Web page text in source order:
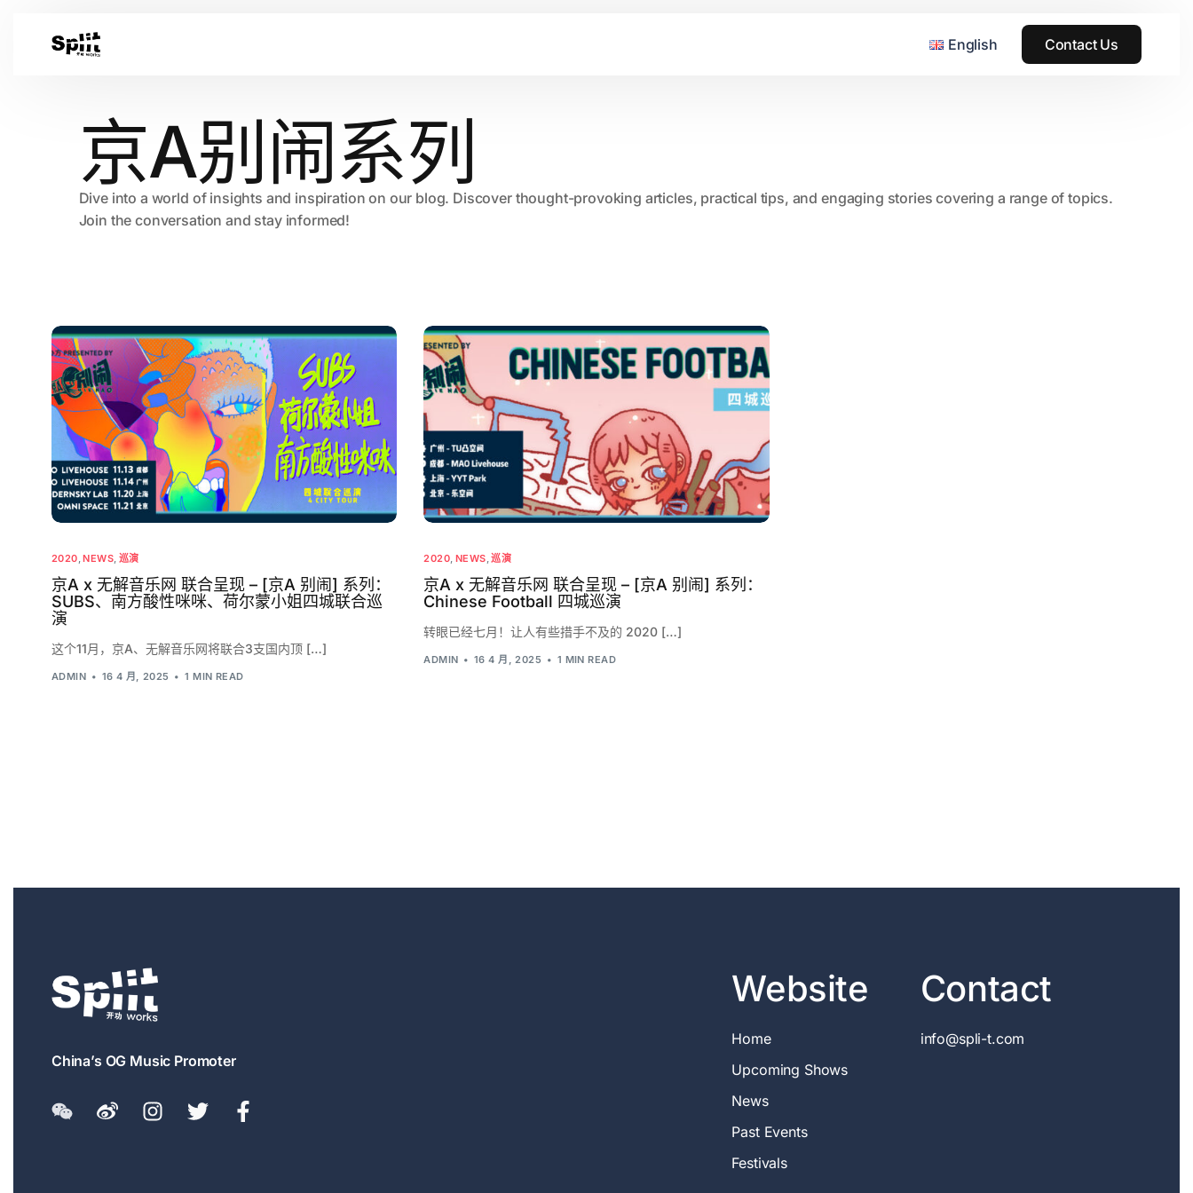
English Contact Us
京A别闹系列
Dive into a world of insights and inspiration on our blog. Discover thought-provoking articles, practical tips, and engaging stories covering a range of topics.
Join the conversation and stay informed!
2020,NEWS, 巡演
京A x 无解音乐网 联合呈现 – [京A 别闹] 系列：
SUBS、南方酸性咪咪、荷尔蒙小姐四城联合巡
演
这个11月，京A、无解音乐网将联合3支国内顶 […]
ADMIN 16 4 月, 2025 1 MIN READ
2020, NEWS,巡演
京A x 无解音乐网 联合呈现 – [京A 别闹] 系列：
Chinese Football 四城巡演
转眼已经七月！让人有些措手不及的 2020 […]
ADMIN 16 4 月, 2025 1 MIN READ
China’s OG Music Promoter
Website
Home
Upcoming Shows
News
Past Events
Festivals
Contact
info@spli-t.com